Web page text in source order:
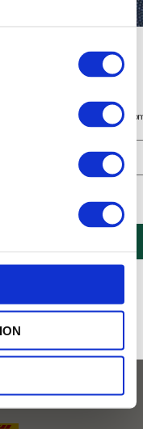
ta del av erbjudanden året
Rabatten fungerar endast på